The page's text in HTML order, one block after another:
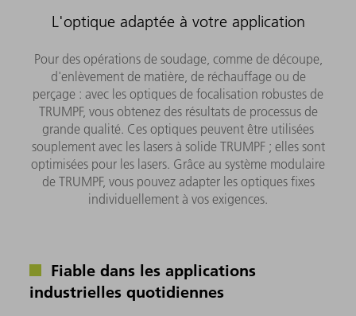
L'optique adaptée à votre application
Pour des opérations de soudage, comme de découpe,
d'enlèvement de matière, de réchauffage ou de
perçage : avec les optiques de focalisation robustes de
TRUMPF, vous obtenez des résultats de processus de
grande qualité. Ces optiques peuvent être utilisées
souplement avec les lasers à solide TRUMPF ; elles sont
optimisées pour les lasers. Grâce au système modulaire
de TRUMPF, vous pouvez adapter les optiques fixes
individuellement à vos exigences.
Fiable dans les applications
industrielles quotidiennes